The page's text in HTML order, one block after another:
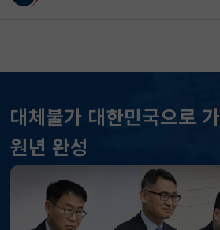
대체불가 대한민국으로
원년 완성
KOSPI
KOSDAQ
국고채(3년)
달러-원